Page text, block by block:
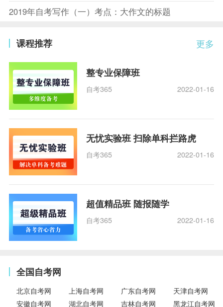
2019年自考写作（一）考点：大作文的标题
更多
课程推荐
整专业保障班
自考365 2022-01-16
无忧实验班 扫除单科拦路虎
自考365 2022-01-16
超值精品班 随报随学
自考365 2022-01-16
全国自考网
北京自考网 上海自考网 广东自考网
天津自考网
安徽自考网
湖北自考网 吉林自考网 黑龙江自考网